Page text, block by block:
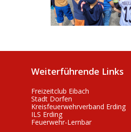
Weiterführende Links
Freizeitclub Eibach
Stadt Dorfen
Kreisfeuerwehrverband Erding
ILS Erding
Feuerwehr-Lernbar